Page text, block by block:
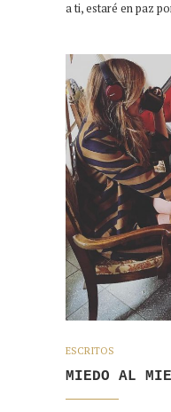
a ti, estaré en paz
ESCRITOS
MIEDO AL